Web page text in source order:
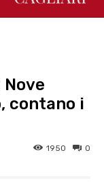
contano i
0
1950